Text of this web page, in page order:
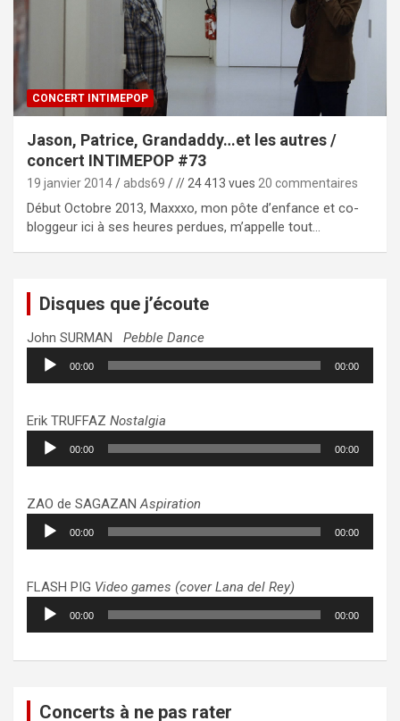
CONCERT INTIMEPOP
Jason, Patrice, Grandaddy…et les autres /
concert INTIMEPOP #73
19 janvier 2014 abds69 // 24 413 vues 20 commentaires
Début Octobre 2013, Maxxxo, mon pôte d’enfance et co-
bloggeur ici à ses heures perdues, m’appelle tout…
Disques que j’écoute
John SURMAN Pebble Dance
Lecteur
audio
00:00 00:00
Erik TRUFFAZ Nostalgia
Lecteur
audio
00:00 00:00
ZAO de SAGAZANAspiration
Lecteur
audio
00:00 00:00
FLASH PIG Video games (cover Lana del Rey)
Lecteur
audio
00:00 00:00
Concerts à ne pas rater